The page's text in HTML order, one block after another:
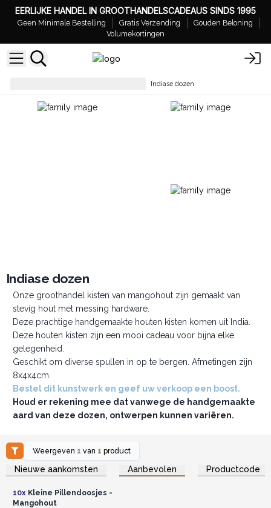
EERLIJKE HANDEL IN GROOTHANDELSCADEAUS SINDS 1995
Geen Minimale Bestelling Gratis Verzending
Gouden Beloning
Volumekortingen
Indiase dozen
Indiase dozen
Onze groothandel kisten van mangohout zijn gemaakt van
stevig hout met messing hardware.
Deze prachtige handgemaakte houten kisten komen uit India.
Deze houten kisten zijn een mooi cadeau voor bijna elke
gelegenheid.
Geschikt om diverse spullen in op te bergen. Afmetingen zijn
8x4x4cm.
Bestel dit kunstwerk en geef uw verkoop een boost.
Houd er rekening mee dat vanwege de handgemaakte
aard van deze dozen, ontwerpen kunnen variëren.
Weergeven 1 van 1 product
Nieuwe aankomsten Aanbevolen Productcode
Log in of registreer u voor
groothandelsprijzen.
10xKleine Pillendoosjes -
Mangohout